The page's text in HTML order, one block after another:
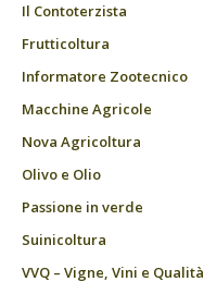
Il Contoterzista
Frutticoltura
Informatore Zootecnico
Macchine Agricole
Nova Agricoltura
Olivo e Olio
Passione in verde
Suinicoltura
VVQ – Vigne, Vini e Qualità